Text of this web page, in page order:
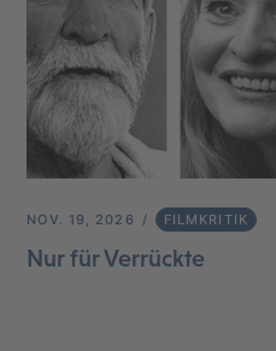
NOV. 19, 2026 FILMKRITIK
Nur für Verrückte